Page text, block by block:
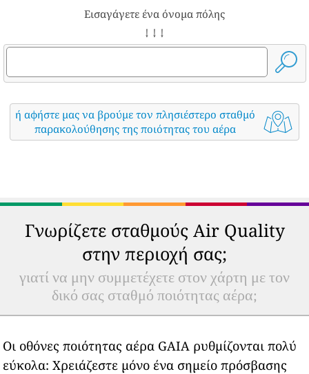
Εισαγάγετε ένα όνομα πόλης
↓ ↓ ↓
ή αφήστε μας να βρούμε τον πλησιέστερο σταθμό
παρακολούθησης της ποιότητας του αέρα
Γνωρίζετε σταθμούς Air Quality
στην περιοχή σας;
γιατί να μην συμμετέχετε στον χάρτη με τον
δικό σας σταθμό ποιότητας αέρα;
Οι οθόνες ποιότητας αέρα GAIA ρυθμίζονται πολύ
εύκολα: Χρειάζεστε μόνο ένα σημείο πρόσβασης